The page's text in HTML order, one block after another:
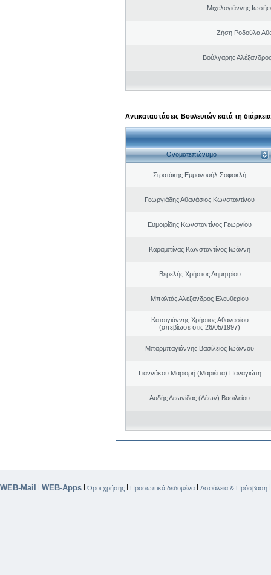
Μιχελογιάννης
Ζήση Ροδούλα
Βούλγαρης
Αντικαταστάσεις Βουλευτών κατά τη
Ονοματεπώνυμο
Στρατάκης Εμμανουήλ Σοφοκλή
Γεωργιάδης Αθανάσιος Κωνσταντίνου
Ευμοιρίδης Κωνσταντίνος Γεωργίου
Καραμπίνας Κωνσταντίνος Ιωάννη
Βερελής Χρήστος Δημητρίου
Μπαλτάς Αλέξανδρος Ελευθερίου
Κατσιγιάννης Χρήστος Αθανασίου
(απεβίωσε στις 26/05/1997)
Μπαρμπαγιάννης Βασίλειος Ιωάννου
Γιαννάκου Μαριορή (Μαριέττα) Παναγιώτη
Αυδής Λεωνίδας (Λέων) Βασιλείου
WEB-Mail | WEB-Apps |Όροι χρήσης | Προσωπικά δεδομένα | Ασφάλεια & Πρόσβαση